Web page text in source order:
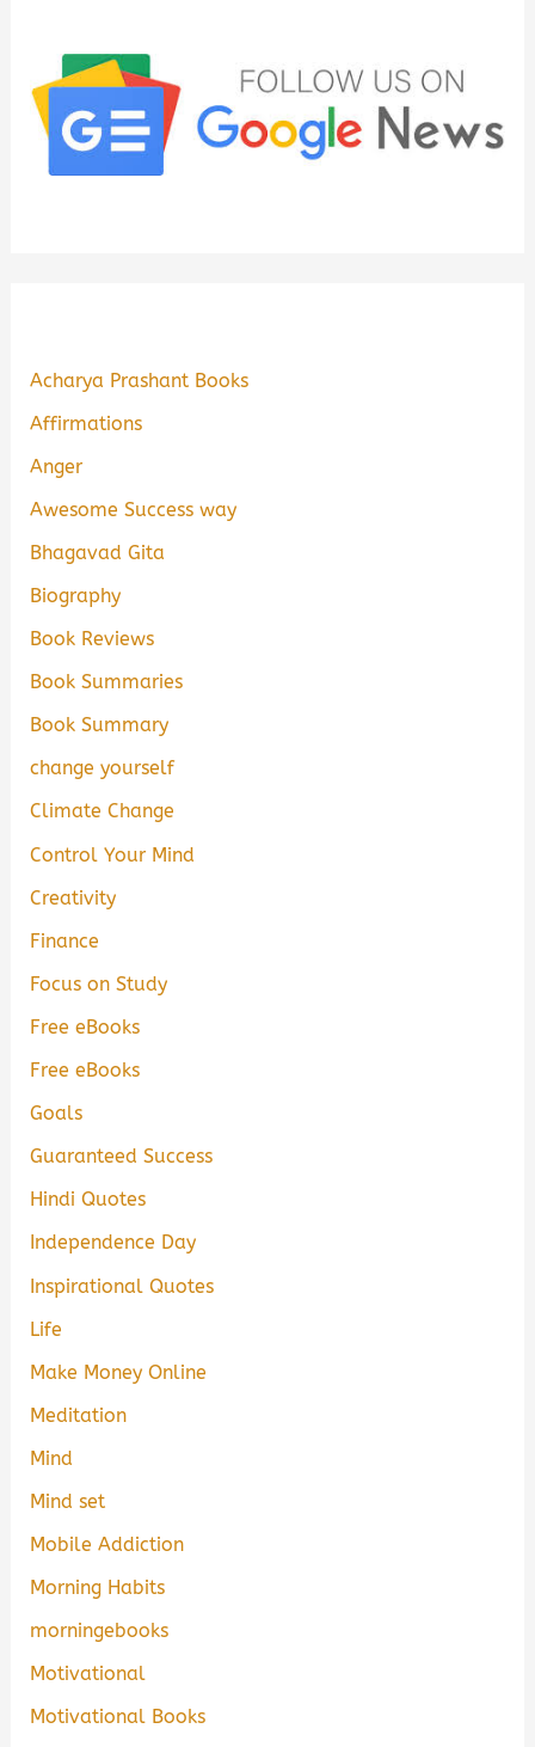
Acharya Prashant Books
Affirmations
Anger
Awesome Success way
Bhagavad Gita
Biography
Book Reviews
Book Summaries
Book Summary
change yourself
Climate Change
Control Your Mind
Creativity
Finance
Focus on Study
Free eBooks
Free eBooks
Goals
Guaranteed Success
Hindi Quotes
Independence Day
Inspirational Quotes
Life
Make Money Online
Meditation
Mind
Mind set
Mobile Addiction
Morning Habits
morningebooks
Motivational
Motivational Books